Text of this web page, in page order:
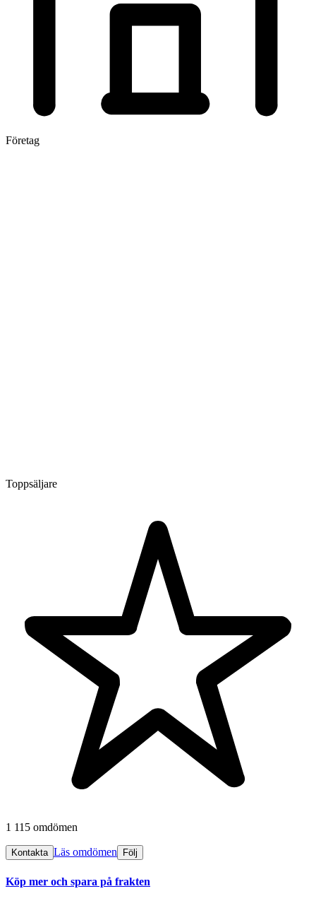
Företag
Toppsäljare
1 115 omdömen
Kontakta Läs omdömen Följ
Köp mer och spara på frakten